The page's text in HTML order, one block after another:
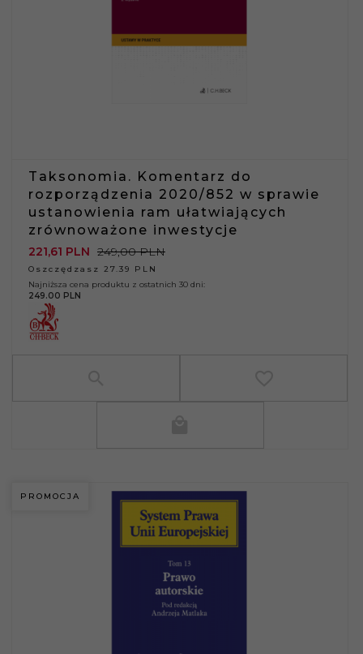
Taksonomia. Komentarz do
rozporządzenia 2020/852 w sprawie
ustanowienia ram ułatwiających
zrównoważone inwestycje
221,61 PLN 249,00 PLN
Oszczędzasz 27.39 PLN
Najniższa cena produktu z ostatnich 30 dni:
249.00 PLN
PROMOCJA